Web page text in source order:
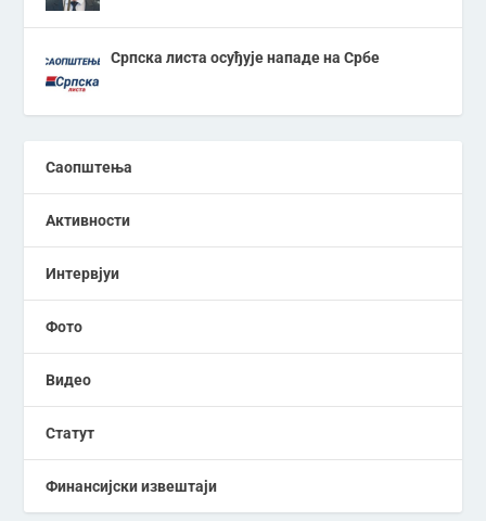
Српска листа осуђује нападе на Србе
Саопштења
Активности
Интервјуи
Фото
Видео
Статут
Финансијски извештаји